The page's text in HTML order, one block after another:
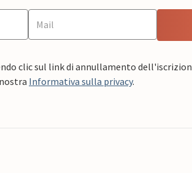
clic sul link di annullamento
Informativa sulla privacy.